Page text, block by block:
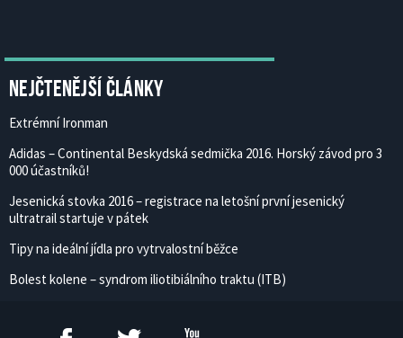
Nejčtenější články
Extrémní Ironman
Adidas – Continental Beskydská sedmička 2016. Horský závod pro 3
000 účastníků!
Jesenická stovka 2016 – registrace na letošní první jesenický
ultratrail startuje v pátek
Tipy na ideální jídla pro vytrvalostní běžce
Bolest kolene – syndrom iliotibiálního traktu (ITB)